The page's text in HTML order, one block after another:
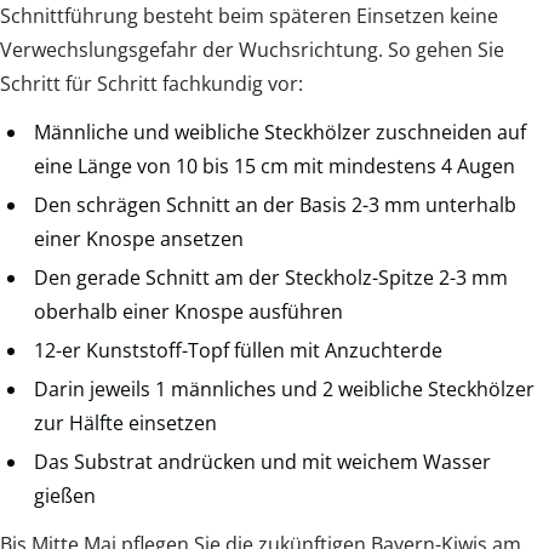
Schnittführung besteht beim späteren Einsetzen keine
Verwechslungsgefahr der Wuchsrichtung. So gehen Sie
Schritt für Schritt fachkundig vor:
Männliche und weibliche Steckhölzer zuschneiden auf
eine Länge von 10 bis 15 cm mit mindestens 4 Augen
Den schrägen Schnitt an der Basis 2-3 mm unterhalb
einer Knospe ansetzen
Den gerade Schnitt am der Steckholz-Spitze 2-3 mm
oberhalb einer Knospe ausführen
12-er Kunststoff-Topf füllen mit Anzuchterde
Darin jeweils 1 männliches und 2 weibliche Steckhölzer
zur Hälfte einsetzen
Das Substrat andrücken und mit weichem Wasser
gießen